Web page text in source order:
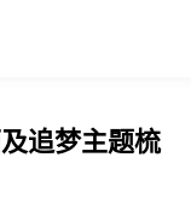
追梦主题梳